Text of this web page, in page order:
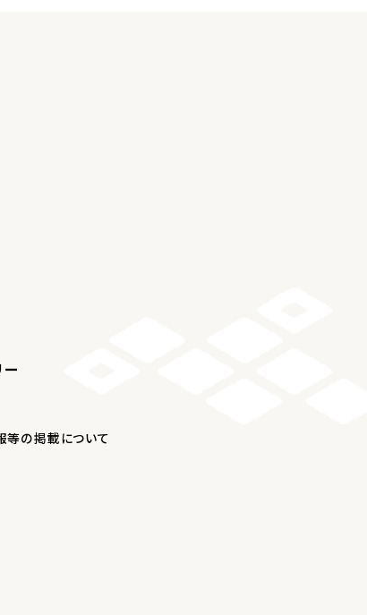
等の掲載について